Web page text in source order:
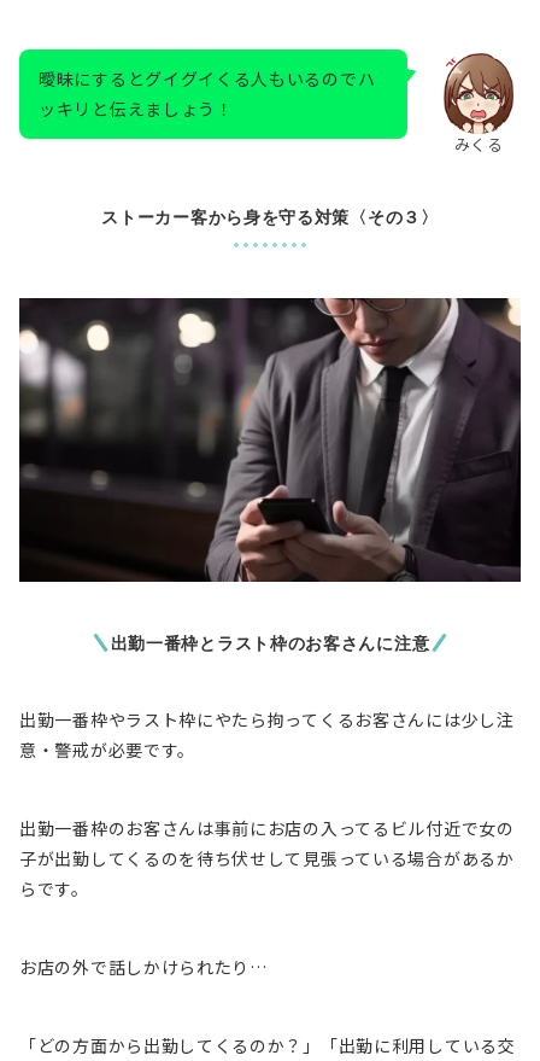
みくる
曖昧にするとグイグイくる人もいるのでハ
ッキリと伝えましょう！
ストーカー客から身を守る対策〈その３〉
出勤一番枠とラスト枠のお客さんに注意
出勤一番枠やラスト枠にやたら拘ってくるお客さん には少し注
意・警戒が必要です。
出勤一番枠のお客さんは事前にお店の入ってるビル付近で女の
子が出勤してくるのを待ち伏せして見張っている場合があるか
らです。
お店の外で話しかけられたり…
「どの方面から出勤してくるのか？」「出勤に利用している交